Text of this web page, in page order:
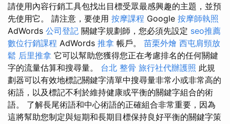
請使用內容行銷工具包找出目標受眾最感興趣的主題，並預
先使用它。 請注意，要使用 按摩課程 Google 按摩師執照
AdWords 公司登記 關鍵字規劃師，您必須先設定 seo推薦
數位行銷課程 AdWords 推拿 帳戶。 苗栗外燴 西屯肩頸放
鬆 后里推拿 它可以幫助您獲得您正在考慮排名的任何關鍵
字的流量估算和搜尋量。 台北 整骨 旅行社代辦護照 此規
劃器可以有效地標記關鍵字清單中搜尋量非常小或非常高的
術語，以及標記不利於維持健康或平衡的關鍵字組合的術
語。 了解長尾術語和中心術語的正確組合非常重要，因為
這將幫助您制定與短期和長期目標保持良好平衡的關鍵字策